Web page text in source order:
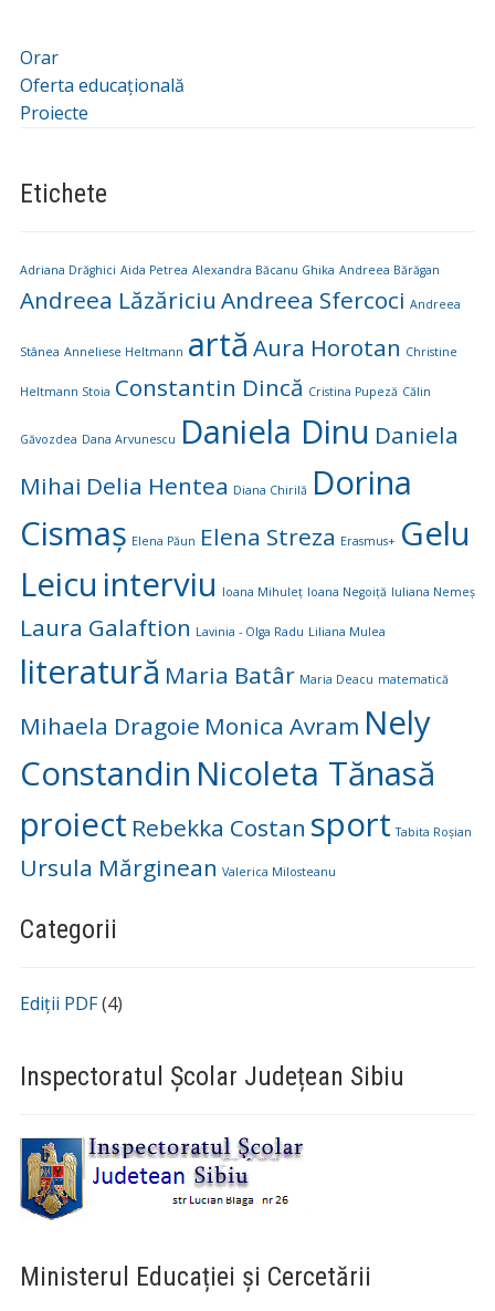
Orar
Oferta educațională
Proiecte
Etichete
Adriana Drăghici Aida Petrea Alexandra Băcanu Ghika Andreea Bărăgan
Andreea Lăzăriciu Andreea Sfercoci Andreea
Stânea Anneliese Heltmann artă Aura Horotan Christine
Heltmann Stoia Constantin Dincă Cristina Pupeză Călin
Găvozdea Dana Arvunescu Daniela Dinu Daniela
Mihai Delia Hentea Diana Chirilă Dorina
Cismaș Elena Păun Elena Streza Erasmus+ Gelu
Leicu interviu Ioana Mihuleț Ioana Negoiță Iuliana Nemeș
Laura Galaftion Lavinia - Olga Radu Liliana Mulea
literatură Maria Batâr Maria Deacu matematică
Mihaela Dragoie Monica Avram Nely
Constandin Nicoleta Tănasă
proiect Rebekka Costan sport Tabita Roșian
Ursula Mărginean Valerica Milosteanu
Categorii
Ediții PDF(4)
Inspectoratul Școlar Județean Sibiu
Ministerul Educației și Cercetării